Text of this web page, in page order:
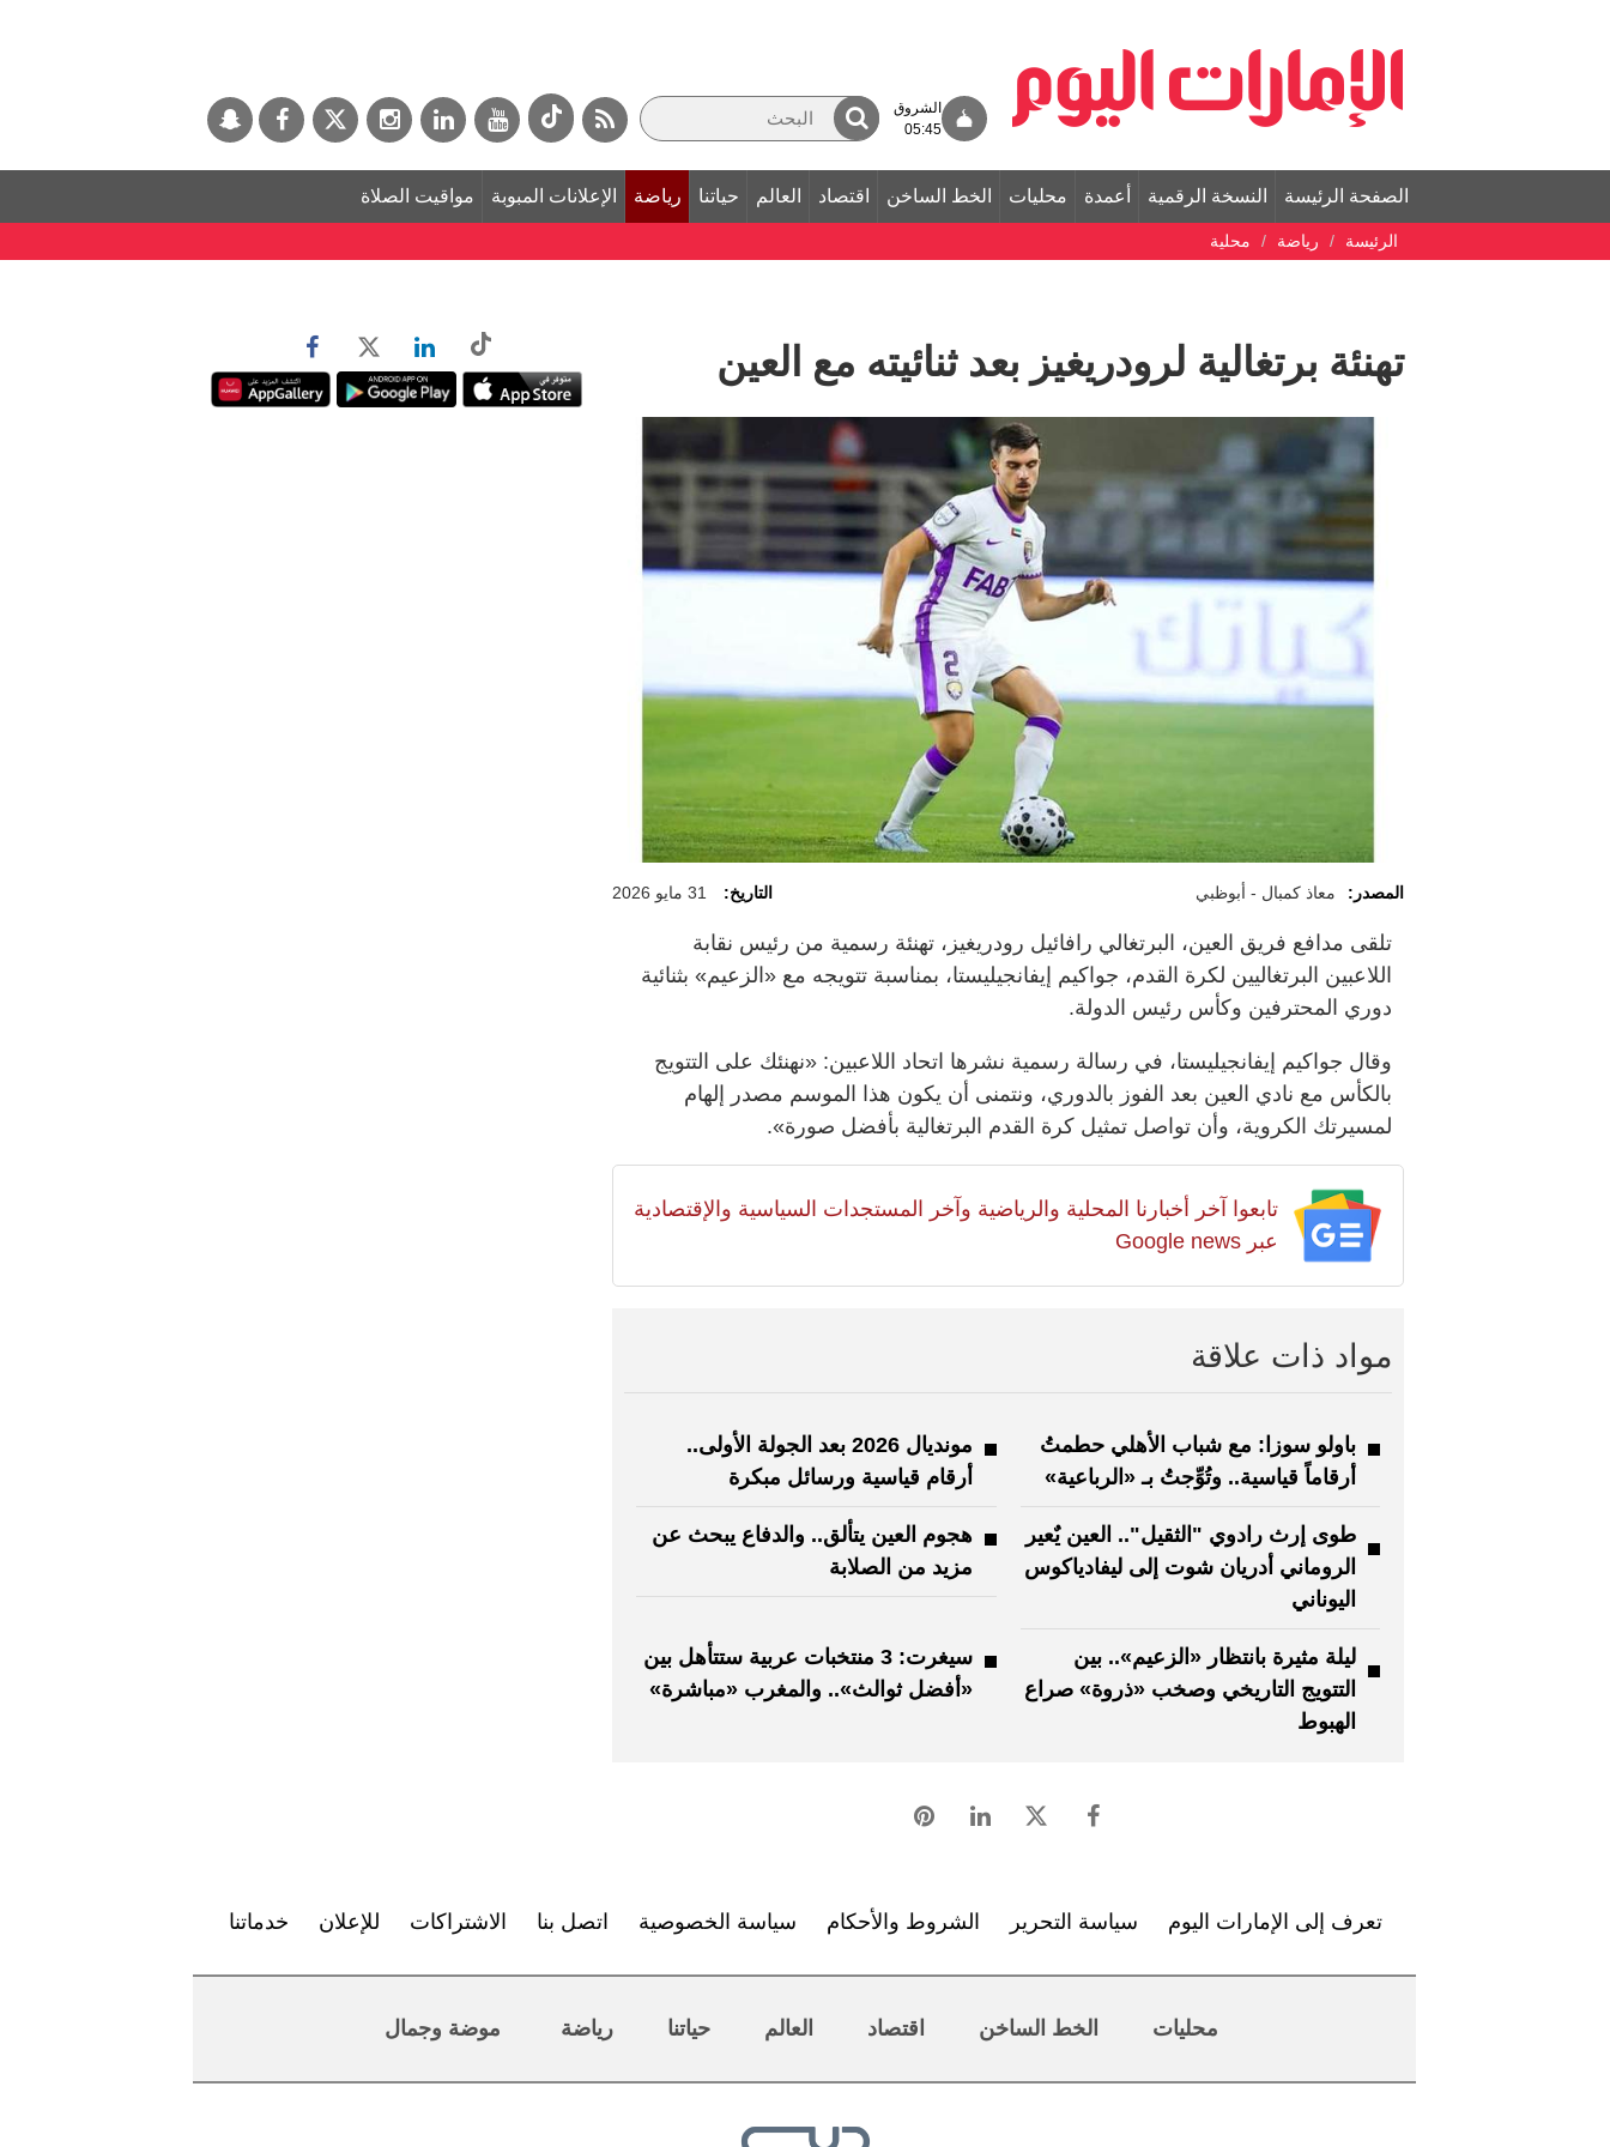
الشروق
05:45
الصفحة الرئيسة النسخة الرقمية أعمدة محليات الخط الساخن اقتصاد العالم حياتنا رياضة الإعلانات المبوبة مواقيت الصلاة
الرئيسة رياضة محلية
تهنئة برتغالية لرودريغيز بعد ثنائيته مع العين
المصدر: معاذ كمبال - أبوظبي التاريخ: 31 مايو 2026
تلقى مدافع فريق العين، البرتغالي رافائيل رودريغيز، تهنئة رسمية من رئيس نقابة
اللاعبين البرتغاليين لكرة القدم، جواكيم إيفانجيليستا، بمناسبة تتويجه مع «الزعيم» بثنائية
دوري المحترفين وكأس رئيس الدولة.
وقال جواكيم إيفانجيليستا، في رسالة رسمية نشرها اتحاد اللاعبين: «نهنئك على التتويج
بالكأس مع نادي العين بعد الفوز بالدوري، ونتمنى أن يكون هذا الموسم مصدر إلهام
لمسيرتك الكروية، وأن تواصل تمثيل كرة القدم البرتغالية بأفضل صورة».
تابعوا آخر أخبارنا المحلية والرياضية وآخر المستجدات السياسية والإقتصادية
عبر Google news
مواد ذات علاقة
باولو سوزا: مع شباب الأهلي حطمتُ
أرقاماً قياسية.. وتُوِّجتُ بـ «الرباعية»
مونديال 2026 بعد الجولة الأولى..
أرقام قياسية ورسائل مبكرة
طوى إرث رادوي "الثقيل".. العين يٌعير
الروماني أدريان شوت إلى ليفادياكوس
اليوناني
هجوم العين يتألق.. والدفاع يبحث عن
مزيد من الصلابة
ليلة مثيرة بانتظار «الزعيم».. بين
التتويج التاريخي وصخب «ذروة» صراع
الهبوط
سيغرت: 3 منتخبات عربية ستتأهل بين
«أفضل ثوالث».. والمغرب «مباشرة»
تعرف إلى الإمارات اليوم سياسة التحرير الشروط والأحكام سياسة الخصوصية اتصل بنا الاشتراكات للإعلان خدماتنا
محليات الخط الساخن اقتصاد العالم حياتنا رياضة موضة وجمال